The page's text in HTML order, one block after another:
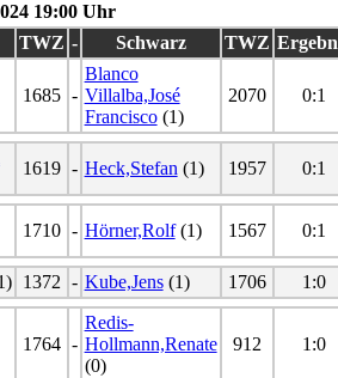
19:00 Uhr
TWZ - Schwarz TWZ
1685 -
Blanco
Villalba,José
Francisco(1)
2070 0:1
1619 - Heck,Stefan (1) 1957 0:1
1710 - Hörner,Rolf(1) 1567 0:1
1372 - Kube,Jens(1) 1706 1:0
1764 -
Redis-
Hollmann,Renate
(0)
912 1:0